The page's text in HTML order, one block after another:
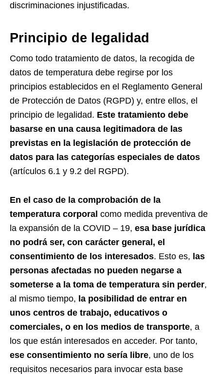
discriminaciones injustificadas.
Principio de legalidad
Como todo tratamiento de datos, la recogida de
datos de temperatura debe regirse por los
principios establecidos en el Reglamento General
de Protección de Datos (RGPD) y, entre ellos, el
principio de legalidad. Este tratamiento debe
basarse en una causa legitimadora de las
previstas en la legislación de protección de
datos para las categorías especiales de datos
(artículos 6.1 y 9.2 del RGPD).
En el caso de la comprobación de la
temperatura corporal como medida preventiva de
la expansión de la COVID – 19, esa base jurídica
no podrá ser, con carácter general, el
consentimiento de los interesados. Esto es, las
personas afectadas no pueden negarse a
someterse a la toma de temperatura sin perder,
al mismo tiempo, la posibilidad de entrar en
unos centros de trabajo, educativos o
comerciales, o en los medios de transporte, a
los que están interesados en acceder. Por tanto,
ese consentimiento no sería libre, uno de los
requisitos necesarios para invocar esta base